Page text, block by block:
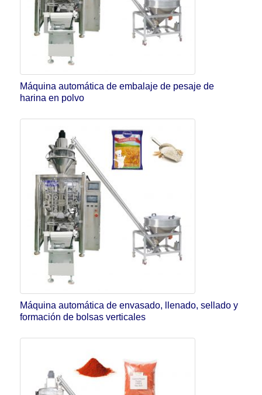
Máquina automática de embalaje de pesaje de
harina en polvo
Máquina automática de envasado, llenado, sellado y
formación de bolsas verticales